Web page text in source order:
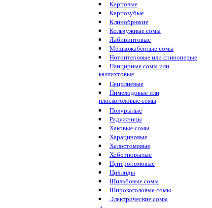
Карповые
Карпозубые
Клинобрюхие
Кольчужные сомы
Лабиринтовые
Мешкожаберные сомы
Нотоптеровые или спиноперые
Панцирные сомы или
каллихтовые
Пецилиевые
Пимелодовые или
плоскоголовые сомы
Полурылые
Радужницы
Хаковые сомы
Харациновые
Хелостомовые
Хоботнорылые
Центропомовые
Цихлиды
Шильбовые сомы
Широкоголовые сомы
Электрические сомы